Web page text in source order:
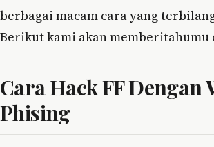
berbagai macam cara yang
Berikut kami akan memberitahumu
Cara Hack FF Dengan
Phising